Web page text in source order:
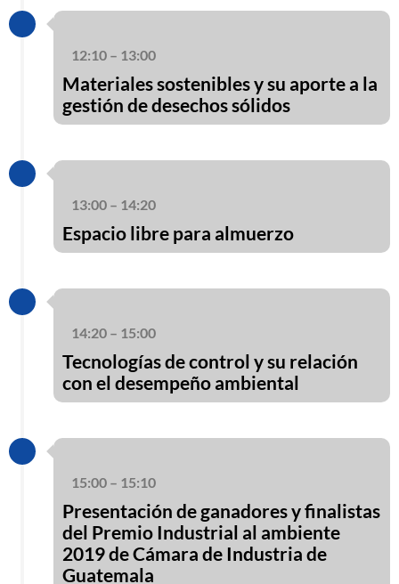
12:10 – 13:00
Materiales sostenibles y su aporte a la
gestión de desechos sólidos
13:00 – 14:20
Espacio libre para almuerzo
14:20 – 15:00
Tecnologías de control y su relación
con el desempeño ambiental
15:00 – 15:10
Presentación de ganadores y finalistas
del Premio Industrial al ambiente
2019 de Cámara de Industria de
Guatemala